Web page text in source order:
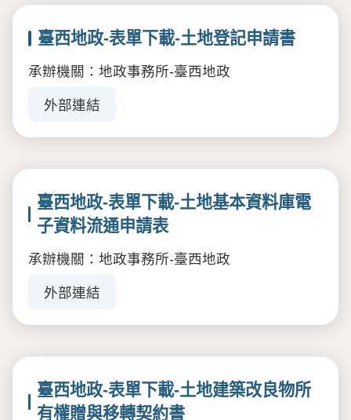
臺西地政-表單下載-土地登記申請書
承辦機關：地政事務所-臺西地政
外部連結
臺西地政-表單下載-土地基本資料庫電
子資料流通申請表
承辦機關：地政事務所-臺西地政
外部連結
臺西地政-表單下載-土地建築改良物所
有權贈與移轉契約書